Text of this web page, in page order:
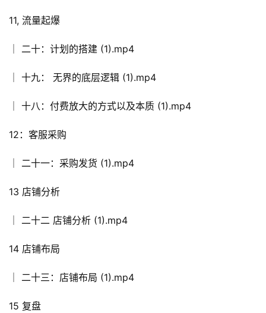
11, 流量起爆
│ 二十：计划的搭建 (1).mp4
│ 十九： 无界的底层逻辑 (1).mp4
│ 十八：付费放大的方式以及本质 (1).mp4
12：客服采购
│ 二十一：采购发货 (1).mp4
13 店铺分析
│ 二十二 店铺分析 (1).mp4
14 店铺布局
│ 二十三：店铺布局 (1).mp4
15 复盘